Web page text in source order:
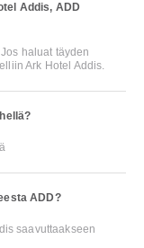
Addis, ADD
haluat täyden
Ark Hotel Addis.
ADD?
saavuttaakseen